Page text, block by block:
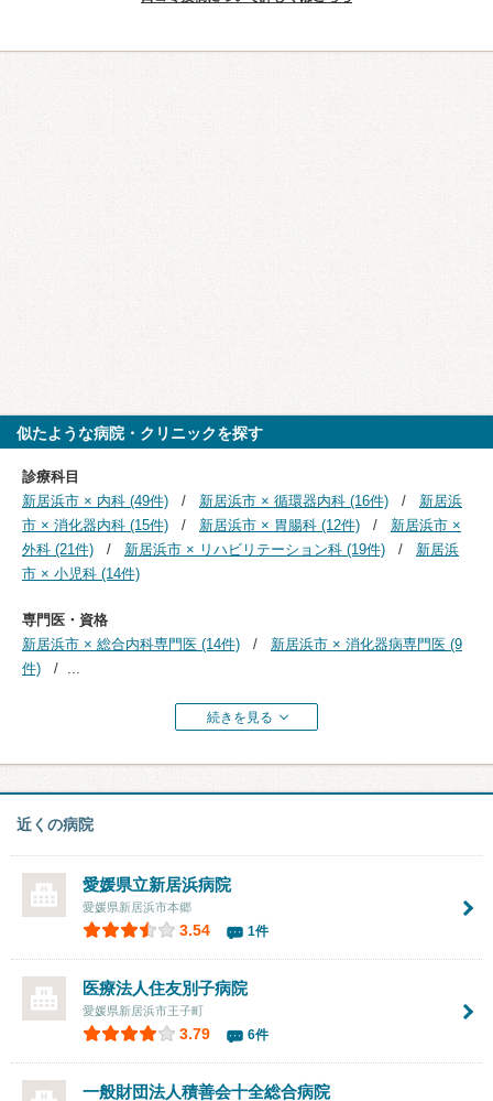
似たような病院・クリニックを探す
診療科目
新居浜市 × 内科 (49件)
新居浜市 × 循環器内科 (16件)
新居浜
市 × 消化器内科 (15件)
新居浜市 × 胃腸科 (12件)
新居浜市 ×
外科 (21件)
新居浜市 × リハビリテーション科 (19件)
新居浜
市 × 小児科 (14件)
専門医・資格
新居浜市 × 総合内科専門医 (14件)
新居浜市 × 消化器病専門医 (9
件)
続きを見る
近くの病院
愛媛県立新居浜病院
愛媛県新居浜市本郷
3.54 1件
医療法人住友別子病院
愛媛県新居浜市王子町
3.79 6件
一般財団法人積善会十全総合病院